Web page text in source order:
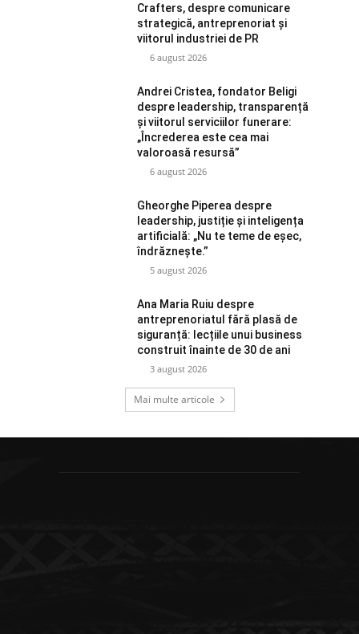
Crafters, despre comunicare
strategică, antreprenoriat și
viitorul industriei de PR
6 august 2026
Andrei Cristea, fondator Beligi
despre leadership, transparență
și viitorul serviciilor funerare:
„Încrederea este cea mai
valoroasă resursă”
6 august 2026
Gheorghe Piperea despre
leadership, justiție și inteligența
artificială: „Nu te teme de eșec,
îndrăznește.”
5 august 2026
Ana Maria Ruiu despre
antreprenoriatul fără plasă de
siguranță: lecțiile unui business
construit înainte de 30 de ani
3 august 2026
Mai multe articole